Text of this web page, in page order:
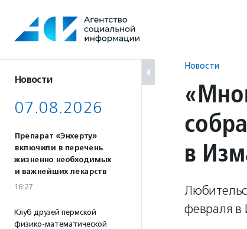
содержанию
Новости
07.08.2026
Препарат «Энхерту»
включили в перечень
жизненно необходимых
и важнейших лекарств
16:27
Клуб друзей пермской
физико-математической
Новости
в
февраля в